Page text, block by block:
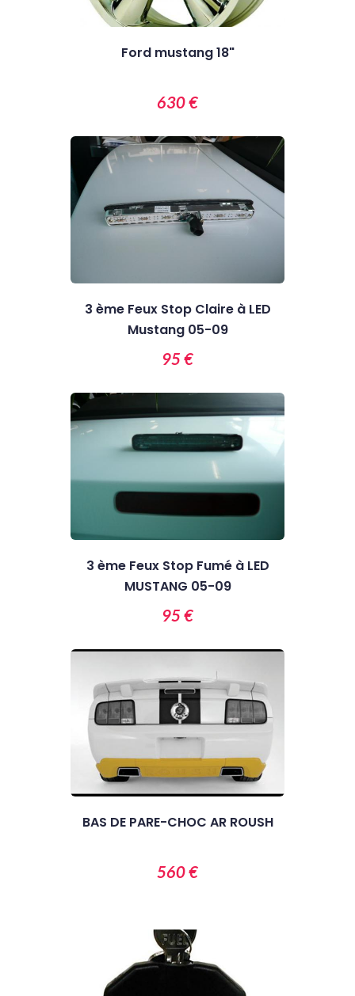
Ford mustang 18"
630 €
3 ème Feux Stop Claire à LED
Mustang 05-09
95 €
3 ème Feux Stop Fumé à LED
MUSTANG 05-09
95 €
BAS DE PARE-CHOC AR ROUSH
560 €